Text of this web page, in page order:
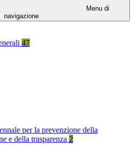
Menu di
navigazione
47
per la prevenzione della
e della trasparenza 2